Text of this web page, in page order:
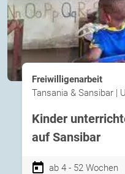
Freiwilligenarbeit
Tansania & Sansibar |
Kinder
auf Sansibar
ab 4 - 52 Wochen